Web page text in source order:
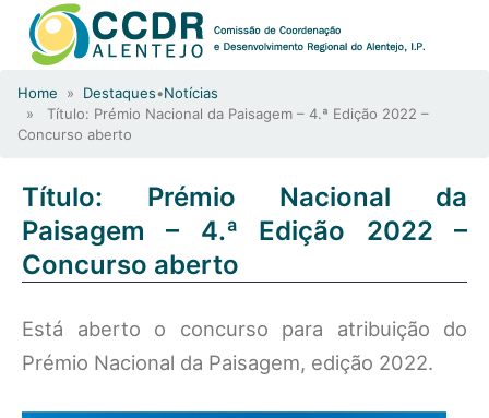
Home » Destaques•Notícias
» Título: Prémio Nacional da Paisagem – 4.ª Edição 2022 –
Concurso aberto
Título: Prémio Nacional da
Paisagem – 4.ª Edição 2022 –
Concurso aberto
Está aberto o concurso para atribuição do
Prémio Nacional da Paisagem, edição 2022.